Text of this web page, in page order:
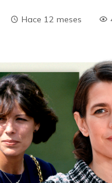
Hace 12 meses